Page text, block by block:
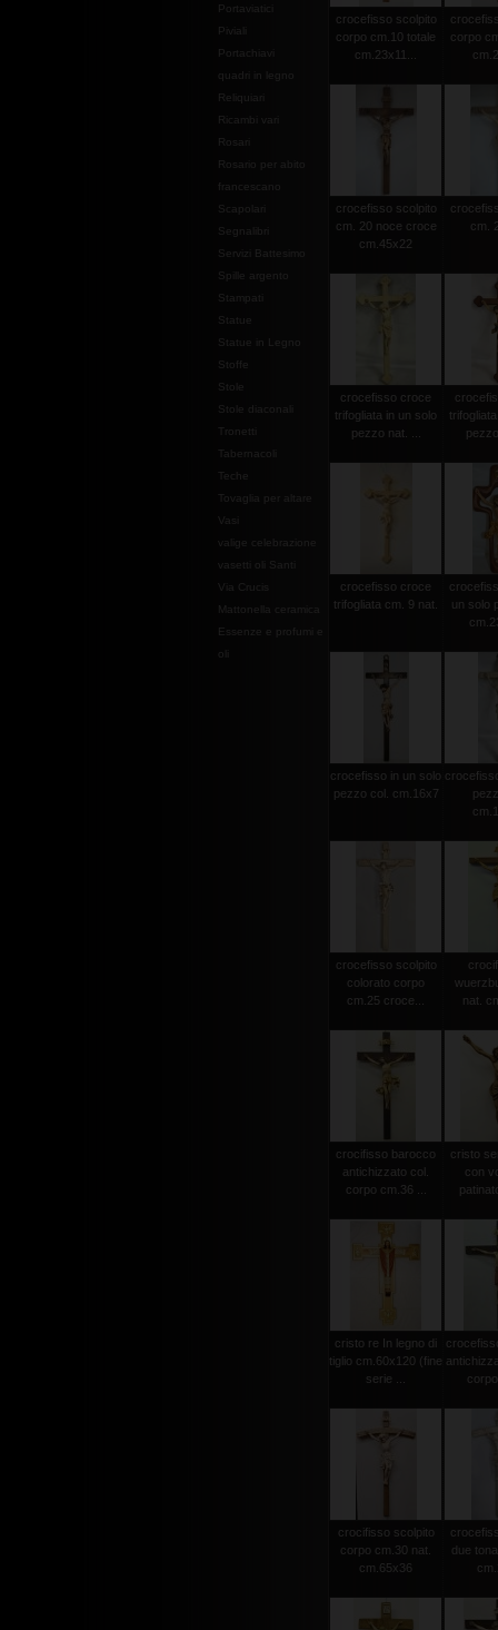
Portaviatici
Piviali
Portachiavi
quadri in legno
Reliquiari
Ricambi vari
Rosari
Rosario per abito
francescano
Scapolari
Segnalibri
Servizi Battesimo
Spille argento
Stampati
Statue
Statue in Legno
Stoffe
Stole
Stole diaconali
Tabernacoli
valige celebrazione
Mattonella ceramica
Essenze e profumi e
crocefisso scolpito
corpo cm.10 totale
cm.23x11...
corpo
crocefisso scolpito
cm. 20 noce croce
cm.45x22
cm.
crocefisso croce
trifogliata in un solo
pezzo nat. ...
crocefisso croce
trifogliata cm. 9 nat.
un solo
crocefisso in un solo
pezzo col. cm.16x7
crocefisso scolpito
colorato corpo
cm.25 croce...
nat.
crocifisso barocco
antichizzato col.
corpo cm.36 ...
cristo
con
cristo re In legno di
tiglio cm.60x120 (fine
serie ...
crocifisso scolpito
corpo cm.30 nat.
cm.65x36
due